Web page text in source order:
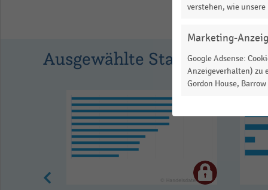
Ausgewählte Statistiken
verstehen, wie
Marketing-
Google Adsense:
Anzeigeverhalten) zu
Gordon House,